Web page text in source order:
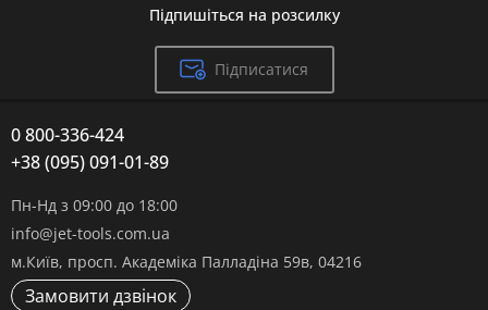
Підпишіться на розсилку
Підписатися
0 800-336-424
+38 (095) 091-01-89
Пн-Нд з 09:00 до 18:00
info@jet-tools.com.ua
м.Київ, просп. Академіка Палладіна 59в, 04216
Замовити дзвінок